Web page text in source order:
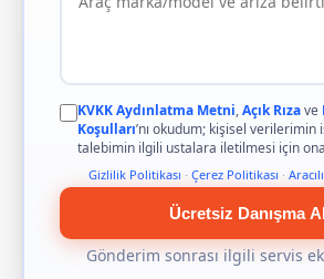
KVKK Aydınlatma Metni,Açık Rızave
Koşulları’nı okudum; kişisel verilerimin
talebimin ilgili ustalara iletilmesi için
Gizlilik Politikası · Çerez Politikası ·
Ücretsiz Danışma
Gönderim sonrası ilgili servis